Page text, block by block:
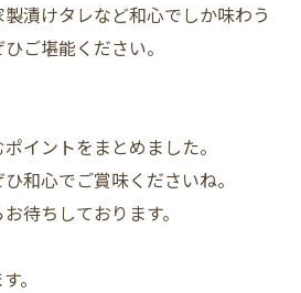
漬けタレなど和心でしか味わう
ご堪能ください。
イントをまとめました。
和心でご賞味くださいね。
待ちしております。
。